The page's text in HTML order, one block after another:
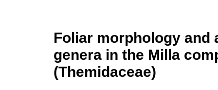
Foliar morphology and
genera in the Milla
(Themidaceae)